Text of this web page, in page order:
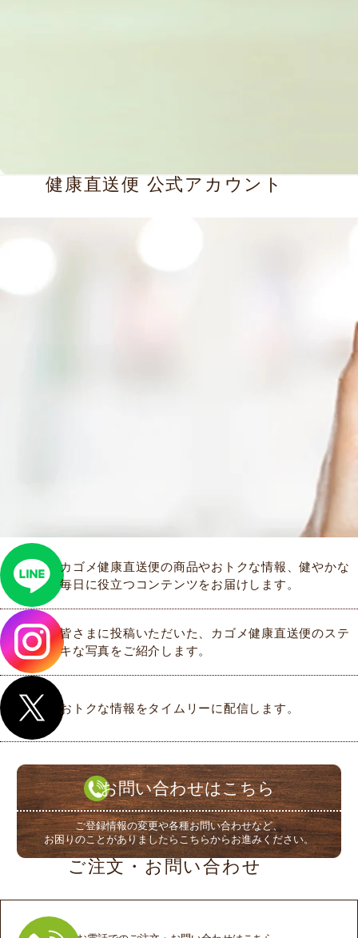
健康直送便 公式アカウント
カゴメ健康直送便の商品やおトクな情報、健やかな
毎日に役立つコンテンツをお届けします。
皆さまに投稿いただいた、カゴメ健康直送便のステ
キな写真をご紹介します。
おトクな情報をタイムリーに配信します。
お問い合わせはこちら
ご登録情報の変更や各種お問い合わせなど、
お困りのことがありましたらこちらからお進みください。
ご注文・お問い合わせ